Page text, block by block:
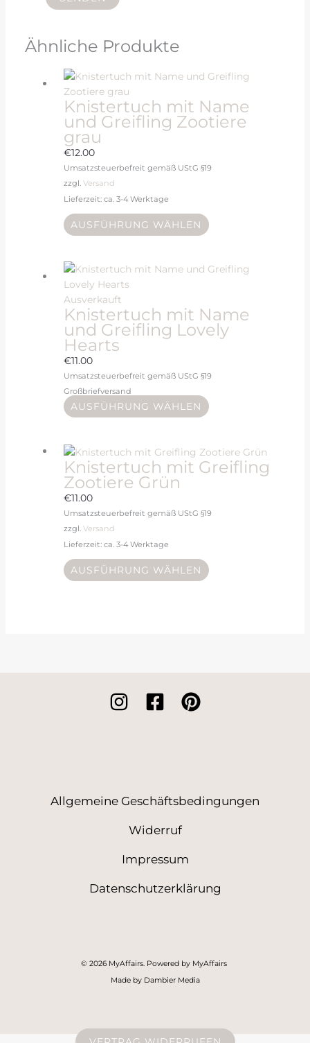
Ähnliche Produkte
Knistertuch mit Name
und Greifling Zootiere
grau
€12.00
Umsatzsteuerbefreit gemäß UStG §19
zzgl. Versand
Lieferzeit: ca. 3-4 Werktage
AUSFÜHRUNG WÄHLEN
Ausverkauft
Knistertuch mit Name
und Greifling Lovely
Hearts
€11.00
Umsatzsteuerbefreit gemäß UStG §19
Großbriefversand
AUSFÜHRUNG WÄHLEN
Knistertuch mit Greifling
Zootiere Grün
€11.00
Umsatzsteuerbefreit gemäß UStG §19
zzgl. Versand
Lieferzeit: ca. 3-4 Werktage
AUSFÜHRUNG WÄHLEN
Allgemeine Geschäftsbedingungen
Widerruf
Impressum
Datenschutzerklärung
© 2026 MyAffairs. Powered by MyAffairs
Made by Dambier Media